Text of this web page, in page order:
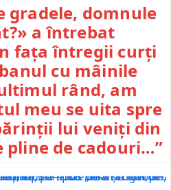
gradele, domnule
a întrebat
fața întregii curți
cu mâinile
rând, am
meu se uita spre
lui veniți din
de cadouri…”